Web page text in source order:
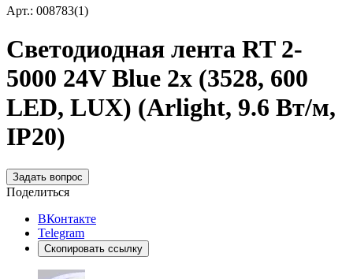
Арт.: 008783(1)
Светодиодная лента RT 2-
5000 24V Blue 2x (3528, 600
LED, LUX) (Arlight, 9.6 Вт/м,
IP20)
Задать вопрос
Поделиться
ВКонтакте
Telegram
Скопировать ссылку